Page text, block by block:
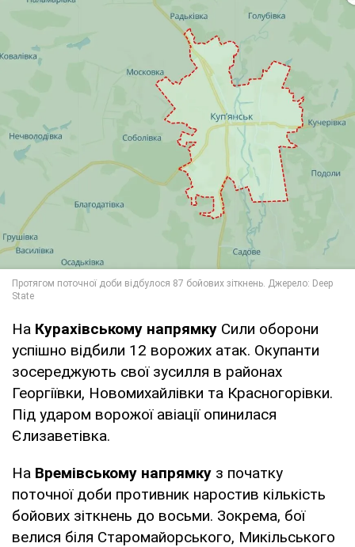
На Курахівському напрямку Сили оборони
успішно відбили 12 ворожих атак. Окупанти
зосереджують свої зусилля в районах
Георгіївки, Новомихайлівки та Красногорівки.
Під ударом ворожої авіації опинилася
Єлизаветівка.
На Времівському напрямку з початку
поточної доби противник наростив кількість
бойових зіткнень до восьми. Зокрема, бої
велися біля Старомайорського, Микільського